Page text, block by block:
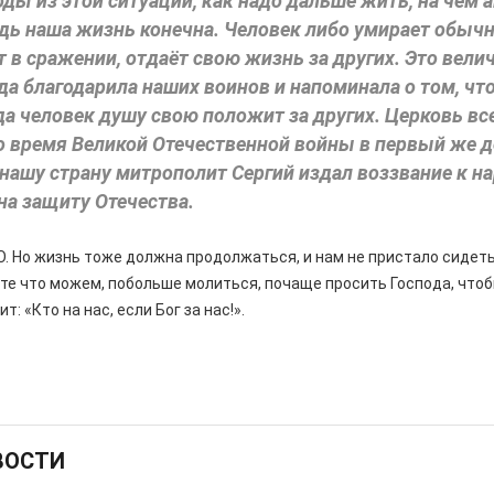
наша жизнь конечна. Человек либо умирает
в сражении, отдаёт свою жизнь за других. Это
благодарила наших воинов и напоминала о том,
человек душу свою положит за других. Церковь
время Великой Отечественной войны в первый же
страну митрополит Сергий издал воззвание к
защиту Отечества.
Но жизнь тоже должна продолжаться, и нам не пристало
что можем, побольше молиться, почаще просить Господа,
«Кто на нас, если Бог за нас!».